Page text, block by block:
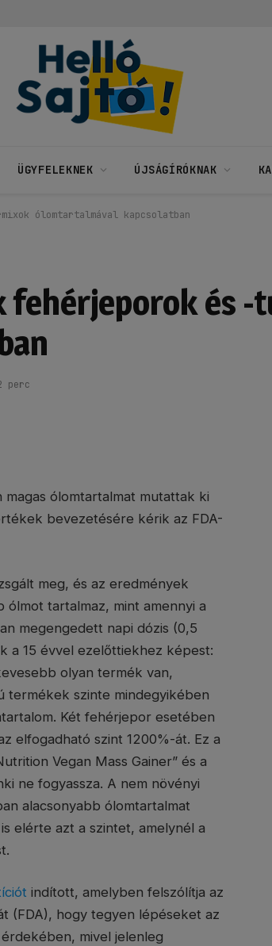
ÜGYFELEKNEK ÚJSÁGÍRÓKNAK
ólomtartalmával kapcsolatban
fehérjeporok és
perc
ólomtartalmat mutattak ki
bevezetésére kérik az FDA-
meg, és az eredmények
tartalmaz, mint amennyi a
megengedett napi dózis (0,5
a 15 évvel ezelőttiekhez képest:
olyan termék van,
termékek szinte mindegyikében
Két fehérjepor esetében
elfogadható szint 1200%-át. Ez a
Vegan Mass Gainer” és a
ne fogyassza. A nem növényi
alacsonyabb ólomtartalmat
elérte azt a szintet, amelynél a
indított, amelyben felszólítja az
(FDA), hogy tegyen lépéseket az
mivel jelenleg